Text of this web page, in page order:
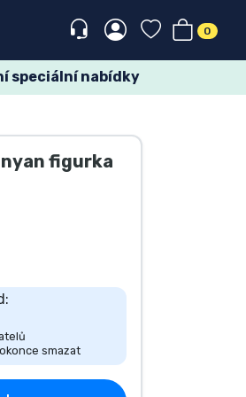
0
speciální nabídky
figurka
smazat